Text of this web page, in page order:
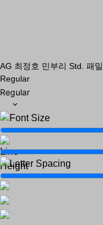
AG 최정호 민부리 Std. 패
Regular
Regular